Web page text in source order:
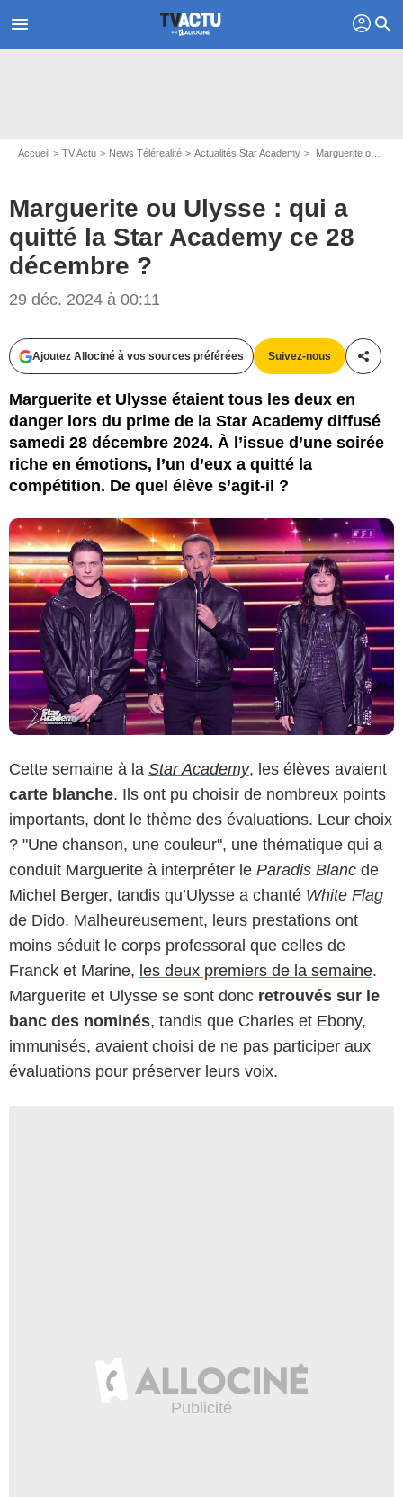
menu profil search
Accueil TV Actu News Télérealité Actualités Star Academy Marguerite ou Ulysse : qui a quitté la Star Academy ce 28 décembre ?
Marguerite ou Ulysse : qui a
quitté la Star Academy ce 28
décembre ?
29 déc. 2024 à 00:11
Ajoutez Allociné à vos sources préférées Suivez-nous
Marguerite et Ulysse étaient tous les deux en
danger lors du prime de la Star Academy diffusé
samedi 28 décembre 2024. À l’issue d’une soirée
riche en émotions, l’un d’eux a quitté la
compétition. De quel élève s’agit-il ?
Cette semaine à la Star Academy, les élèves avaient
carte blanche. Ils ont pu choisir de nombreux points
importants, dont le thème des évaluations. Leur choix
? "Une chanson, une couleur", une thématique qui a
conduit Marguerite à interpréter le Paradis Blanc de
Michel Berger, tandis qu’Ulysse a chanté White Flag
de Dido. Malheureusement, leurs prestations ont
moins séduit le corps professoral que celles de
Franck et Marine, les deux premiers de la semaine.
Marguerite et Ulysse se sont donc retrouvés sur le
banc des nominés, tandis que Charles et Ebony,
immunisés, avaient choisi de ne pas participer aux
évaluations pour préserver leurs voix.